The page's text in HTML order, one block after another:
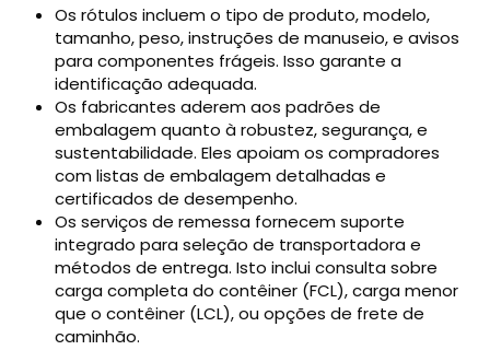
Os rótulos incluem o tipo de produto, modelo,
tamanho, peso, instruções de manuseio, e avisos
para componentes frágeis. Isso garante a
identificação adequada.
Os fabricantes aderem aos padrões de
embalagem quanto à robustez, segurança, e
sustentabilidade. Eles apoiam os compradores
com listas de embalagem detalhadas e
certificados de desempenho.
Os serviços de remessa fornecem suporte
integrado para seleção de transportadora e
métodos de entrega. Isto inclui consulta sobre
carga completa do contêiner (FCL), carga menor
que o contêiner (LCL), ou opções de frete de
caminhão.